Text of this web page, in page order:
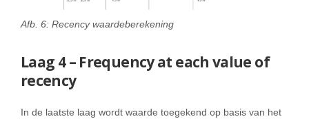
Afb. 6: Recency waardeberekening
Laag 4 – Frequency at each value of
recency
In de laatste laag wordt waarde toegekend op basis van het